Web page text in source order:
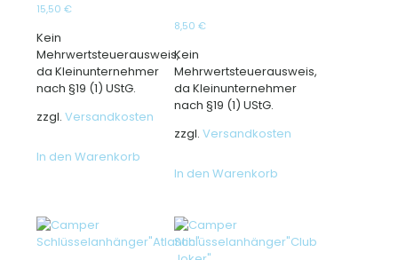
15,50 €
Kein
Mehrwertsteuerausweis,
da Kleinunternehmer
nach §19 (1) UStG.
zzgl. Versandkosten
In den Warenkorb
8,50€
Kein
Mehrwertsteuerausweis,
da Kleinunternehmer
nach §19 (1) UStG.
zzgl.Versandkosten
In den Warenkorb